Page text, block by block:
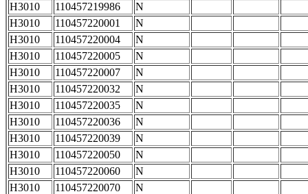
H3010
110457219986
N
H3010
110457220001
N
H3010
110457220004
N
H3010
110457220005
N
H3010
110457220007
N
H3010
110457220032
N
H3010
110457220035
N
H3010
110457220036
N
H3010
110457220039
N
H3010
110457220050
N
H3010
110457220060
N
H3010
110457220070
N